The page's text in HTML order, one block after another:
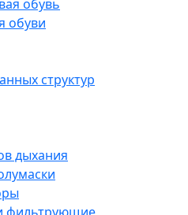
обувь
обуви
структур
дыхания